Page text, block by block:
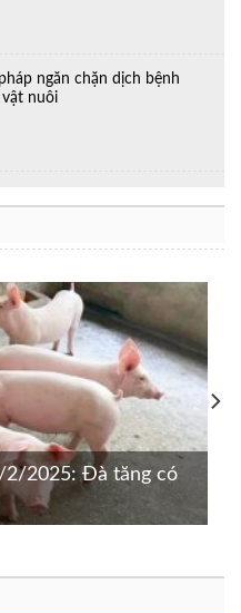
ngăn chặn dịch bệnh
nuôi
2/2025: Đà tăng có